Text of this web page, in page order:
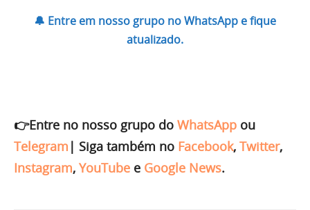
🔔 Entre em nosso grupo no WhatsApp e fique
atualizado.
👉Entre no nosso grupo do WhatsApp ou
Telegram | Siga também no Facebook, Twitter,
Instagram, YouTube e Google News.